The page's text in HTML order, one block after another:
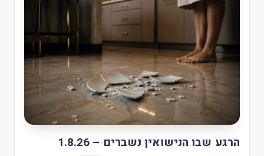
הרגע שבו הנישואין נשברים – 1.8.26